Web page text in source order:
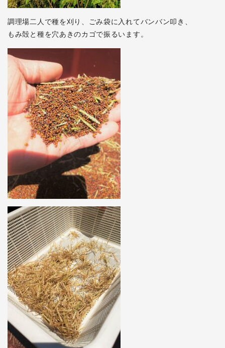
調理場二人で種を刈り、ごみ袋に入れてバンバン叩き、
もみ殻と種を穴あきのカゴで振るいます。